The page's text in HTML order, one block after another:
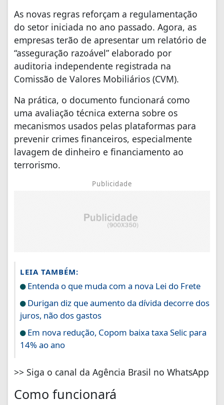
As novas regras reforçam a regulamentação
do setor iniciada no ano passado. Agora, as
empresas terão de apresentar um relatório de
“asseguração razoável” elaborado por
auditoria independente registrada na
Comissão de Valores Mobiliários (CVM).
Na prática, o documento funcionará como
uma avaliação técnica externa sobre os
mecanismos usados pelas plataformas para
prevenir crimes financeiros, especialmente
lavagem de dinheiro e financiamento ao
terrorismo.
Publicidade
LEIA TAMBÉM:
Entenda o que muda com a nova Lei do Frete
Durigan diz que aumento da dívida decorre dos
juros, não dos gastos
Em nova redução, Copom baixa taxa Selic para
14% ao ano
>> Siga o canal da Agência Brasil no WhatsApp
Como funcionará